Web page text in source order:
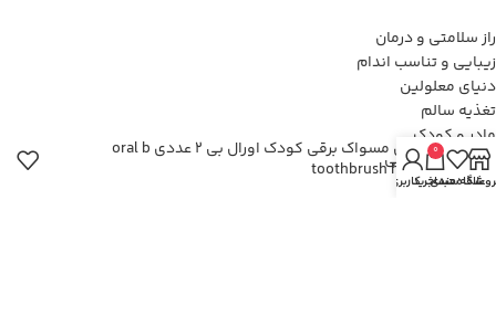
راز سلامتی و درمان
زیبایی و تناسب اندام
دنیای معلولین
تغذیه سالم
مادر و کودک
ورزش و تندرستی
شرایط محیطی
سری مسواک برقی کودک اورال بی 2 عددی oral b
toothbrush head علاقه مندی
0
سبد خرید
حساب کاربری من